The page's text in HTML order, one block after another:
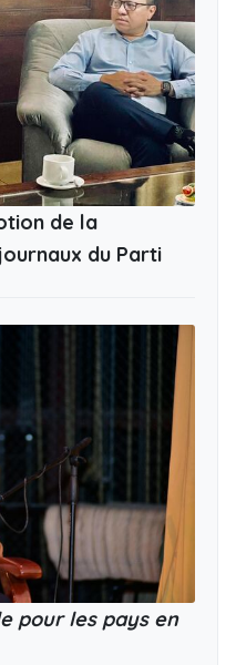
de la
du Parti
pour les pays en